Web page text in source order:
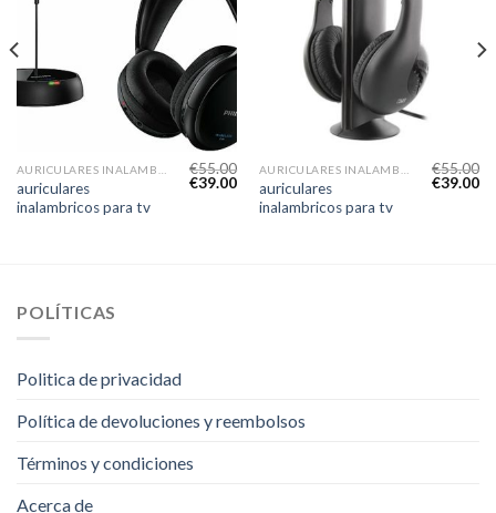
auriculares
inalambricos para tv
€55.00
€39.00
auriculares
inalambricos para tv
€55.00
€39.00
POLÍTICAS
Politica de privacidad
Política de devoluciones y reembolsos
Términos y condiciones
Acerca de